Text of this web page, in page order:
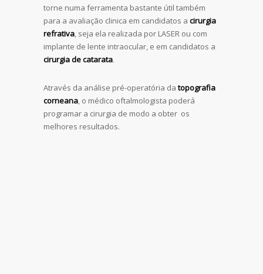
torne numa ferramenta bastante útil também
para a avaliação clinica em candidatos a cirurgia
refrativa, seja ela realizada por LASER ou com
implante de lente intraocular, e em candidatos a
cirurgia de catarata.
Através da análise pré-operatória datopografia
corneana, o médico oftalmologista poderá
programar a cirurgia de modo a obter os
melhores resultados.